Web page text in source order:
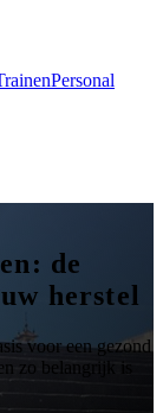
Personal
de
herstel
voor een gezond
zo belangrijk is